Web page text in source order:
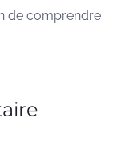
de comprendre